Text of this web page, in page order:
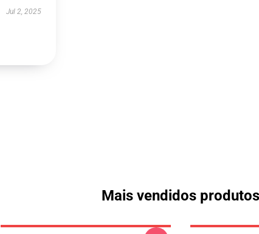
Jul 2, 2025
Mais vendidos produtos